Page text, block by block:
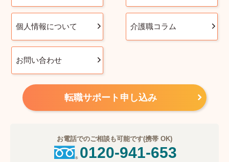
個人情報について 介護職コラム
お問い合わせ
転職サポート申し込み
お電話でのご相談も可能です(携帯 OK)
0120-941-653